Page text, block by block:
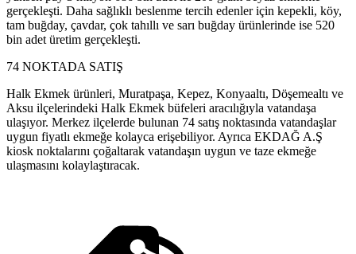
gerçekleşti. Daha sağlıklı beslenme tercih edenler için kepekli, köy,
tam buğday, çavdar, çok tahıllı ve sarı buğday ürünlerinde ise 520
bin adet üretim gerçekleşti.
74 NOKTADA SATIŞ
Halk Ekmek ürünleri, Muratpaşa, Kepez, Konyaaltı, Döşemealtı ve
Aksu ilçelerindeki Halk Ekmek büfeleri aracılığıyla vatandaşa
ulaşıyor. Merkez ilçelerde bulunan 74 satış noktasında vatandaşlar
uygun fiyatlı ekmeğe kolayca erişebiliyor. Ayrıca EKDAĞ A.Ş
kiosk noktalarını çoğaltarak vatandaşın uygun ve taze ekmeğe
ulaşmasını kolaylaştıracak.